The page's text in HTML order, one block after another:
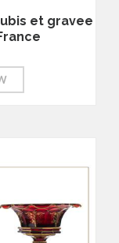
et gravee